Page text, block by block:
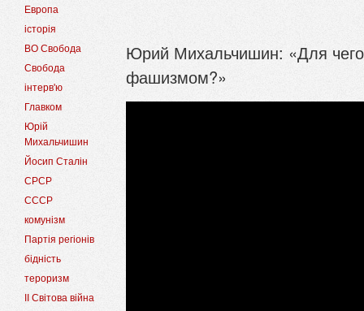
Европа
історія
ВО Свобода
Свобода
інтерв'ю
Главком
Юрій
Михальчишин
Йосип Сталін
СРСР
СССР
комунізм
Партія регіонів
бідність
тероризм
II Світова війна
Юрий Михальчишин: «Для
фашизмом?»